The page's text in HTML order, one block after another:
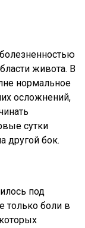
живота. В
нормальное
осложнений,
сутки
другой бок.
под
только боли в